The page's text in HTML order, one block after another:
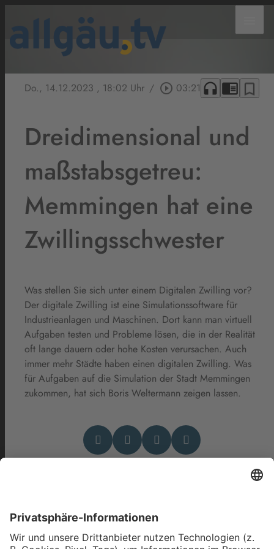
Do., 14.12.2023 , 18:02 Uhr / play_circle_outline 03:21 headphones chrome_reader_mode bookmark_border
Dreidimensional und
maßstabsgetreu:
Memmingen hat eine
Zwillingsschwester
Was stellen Sie sich unter einem Digitalen Zwilling vor?
Der digitale Zwilling ist eine Simulationssoftware für
Industrieanlagen und Maschinen. Dort kann man virtuell
Aufgaben testen und Probleme lösen, die in der Realität
oft lange dauern oder hohe Kosten verursachen. Auch
immer mehr Städte haben einen digitalen Zwilling. Was
für Aufgaben auf die Simulation der Stadt Memmingen
zukommen, hat sich Boris Weltermann zeigen lassen.
Das könnte Dich auch
interessieren